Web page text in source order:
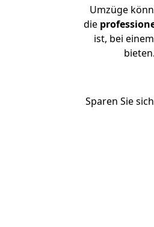
Umzüge
die
ist, bei
Sparen Sie